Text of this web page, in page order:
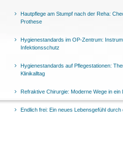
Hautpflege am Stumpf nach der Reha:
Prothese
Hygienestandards im OP-Zentrum:
Infektionsschutz
Hygienestandards auf Pflegestationen:
Klinikalltag
Refraktive Chirurgie: Moderne Wege in ein
Endlich frei: Ein neues Lebensgefühl